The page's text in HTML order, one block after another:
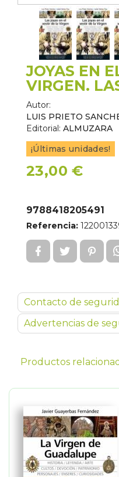
JOYAS EN
VIRGEN.
Autor:
LUIS PRIETO
Editorial: ALMUZARA
¡Últimas unidades!
23,00 €
9788418205491
Referencia:
Contacto de
Advertencias de
Productos